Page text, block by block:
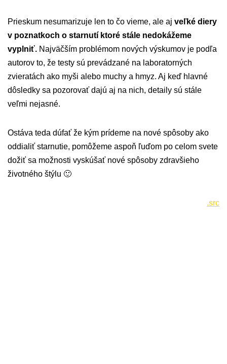
Prieskum nesumarizuje len to čo vieme, ale aj veľké diery
v poznatkoch o starnutí ktoré stále nedokážeme
vyplniť. Najväčším problémom nových výskumov je podľa
autorov to, že testy sú prevádzané na laboratorných
zvieratách ako myši alebo muchy a hmyz. Aj keď hlavné
dôsledky sa pozorovať dajú aj na nich, detaily sú stále
veľmi nejasné.
Ostáva teda dúfať že kým prídeme na nové spôsoby ako
oddialiť starnutie, pomôžeme aspoň ľuďom po celom svete
dožiť sa možnosti vyskúšať nové spôsoby zdravšieho
životného štýlu 🙂
.src